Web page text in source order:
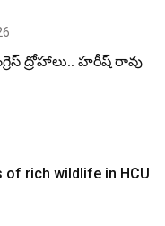
ద్రోహాలు.. హరీష్ రావు
of rich wildlife in HCU